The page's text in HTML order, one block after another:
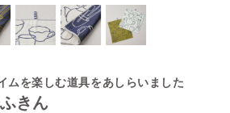
きん
ムを楽しむ道具をあしらいました